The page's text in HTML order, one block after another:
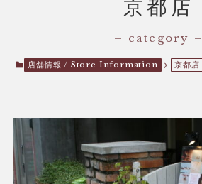
京都店
– category –
店舗情報 / Store Information 京都店